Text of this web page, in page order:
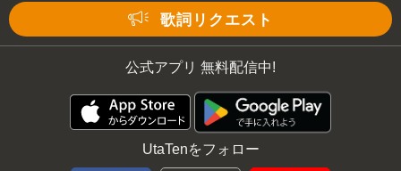
歌詞リクエスト
公式アプリ 無料配信中!
UtaTenをフォロー